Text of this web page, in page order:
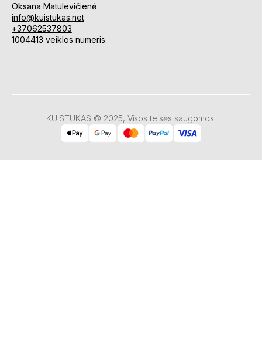
Oksana Matulevičienė
info@kuistukas.net
+37062537803
1004413 veiklos numeris.
KUISTUKAS © 2025, Visos teisės saugomos.